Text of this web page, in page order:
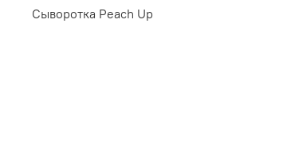
Сыворотка Peach Up